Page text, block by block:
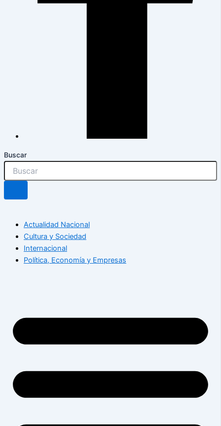
Buscar
Actualidad Nacional
Cultura y Sociedad
Internacional
Política, Economía y Empresas